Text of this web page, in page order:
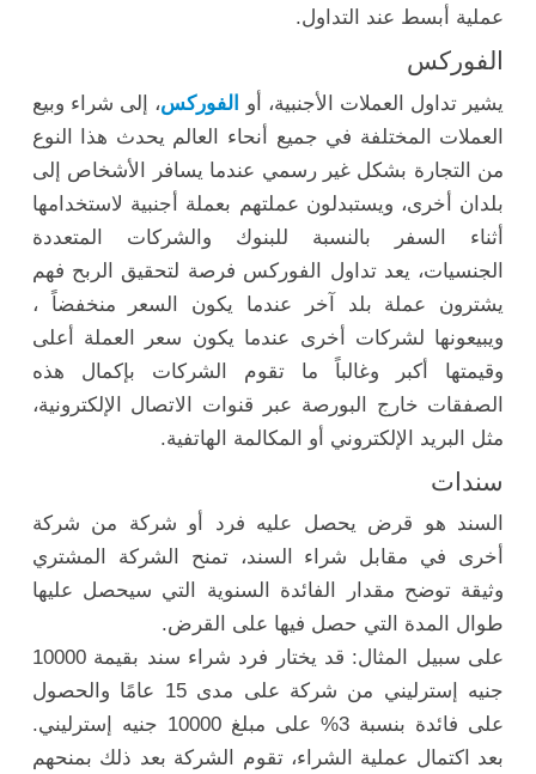
عملية أبسط عند التداول.
الفوركس
يشير تداول العملات الأجنبية، أو الفوركس، إلى شراء وبيع
العملات المختلفة في جميع أنحاء العالم يحدث هذا النوع
من التجارة بشكل غير رسمي عندما يسافر الأشخاص إلى
بلدان أخرى، ويستبدلون عملتهم بعملة أجنبية لاستخدامها
أثناء السفر بالنسبة للبنوك والشركات المتعددة
الجنسيات، يعد تداول الفوركس فرصة لتحقيق الربح فهم
يشترون عملة بلد آخر عندما يكون السعر منخفضاً ،
ويبيعونها لشركات أخرى عندما يكون سعر العملة أعلى
وقيمتها أكبر وغالباً ما تقوم الشركات بإكمال هذه
الصفقات خارج البورصة عبر قنوات الاتصال الإلكترونية،
مثل البريد الإلكتروني أو المكالمة الهاتفية.
سندات
السند هو قرض يحصل عليه فرد أو شركة من شركة
أخرى في مقابل شراء السند، تمنح الشركة المشتري
وثيقة توضح مقدار الفائدة السنوية التي سيحصل عليها
طوال المدة التي حصل فيها على القرض.
على سبيل المثال: قد يختار فرد شراء سند بقيمة 10000
جنيه إسترليني من شركة على مدى 15 عامًا والحصول
على فائدة بنسبة 3% على مبلغ 10000 جنيه إسترليني.
بعد اكتمال عملية الشراء، تقوم الشركة بعد ذلك بمنحهم